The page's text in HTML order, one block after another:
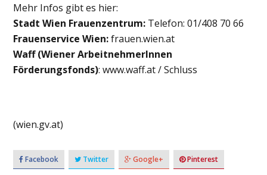
Mehr Infos gibt es hier:
Stadt Wien Frauenzentrum: Telefon: 01/408 70 66
Frauenservice Wien:frauen.wien.at
Waff (Wiener ArbeitnehmerInnen
Förderungsfonds): www.waff.at / Schluss
(wien.gv.at)
Facebook Twitter Google+ Pinterest